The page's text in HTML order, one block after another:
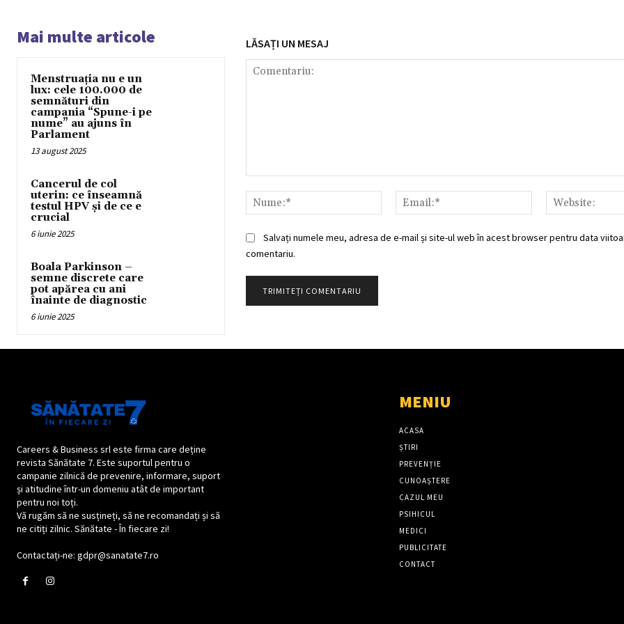
Mai multe articole
Menstruația nu e un
lux: cele 100.000 de
semnături din
campania “Spune-i pe
nume” au ajuns în
Parlament
13 august 2025
Cancerul de col
uterin: ce înseamnă
testul HPV și de ce e
crucial
6 iunie 2025
Boala Parkinson –
semne discrete care
pot apărea cu ani
înainte de diagnostic
6 iunie 2025
LĂSAȚI UN MESAJ
Nume:*
Email:*
Salvați numele meu, adresa de e-mail și site-ul web în acest browser pentru data
comentariu.
Careers & Business srl este firma care deține
revista Sănătate 7. Este suportul pentru o
campanie zilnică de prevenire, informare, suport
și atitudine într-un domeniu atât de important
pentru noi toți.
Vă rugăm să ne susțineți, să ne recomandați și să
ne citiți zilnic. Sănătate - În fiecare zi!
Contactați-ne: gdpr@sanatate7.ro
MENIU
ACASA
ȘTIRI
PREVENȚIE
CUNOAȘTERE
CAZUL MEU
PSIHICUL
MEDICI
PUBLICITATE
CONTACT